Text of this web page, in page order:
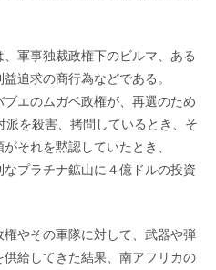
軍事独裁政権下のビルマ、ある
追求の商行為などである。
エのムガベ政権が、再選のため
派を殺害、拷問しているとき、そ
それを黙認していたとき、
プラチナ鉱山に４億ドルの投資
やその軍隊に対して、武器や弾
給してきた結果、南アフリカの